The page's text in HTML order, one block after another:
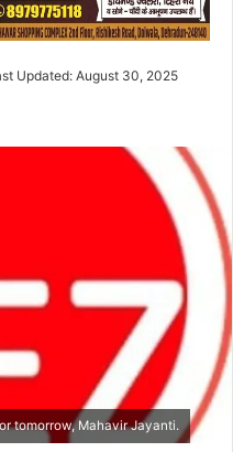
Updated: August 30, 2025
tomorrow, Mahavir Jayanti.